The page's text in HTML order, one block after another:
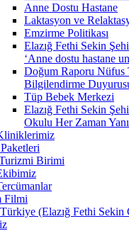
Anne Dostu Hastane
Laktasyon ve
Emzirme Politikası
Elazığ Fethi Sekin
‘Anne dostu hastane
Doğum Raporu Nüfus
Bilgilendirme
Tüp Bebek Merkezi
Elazığ Fethi Sekin
Okulu Her Zaman
Birimi
Filmi
(Elazığ Fethi